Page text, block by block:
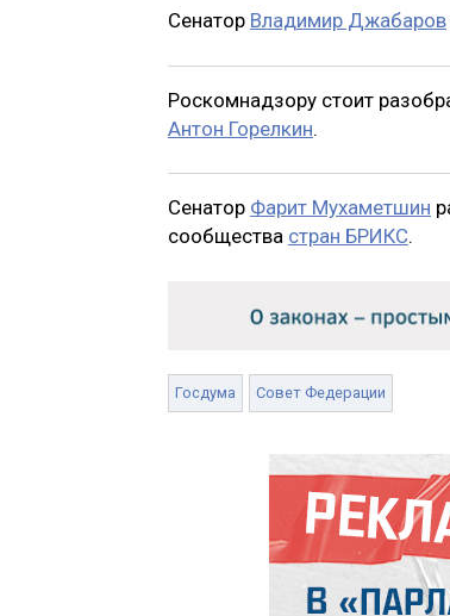
Сенатор Владимир Джабаров
Роскомнадзору стоит
Антон Горелкин.
Сенатор Фарит Мухаметшин
сообщества стран БРИКС.
Госдума Совет Федерации